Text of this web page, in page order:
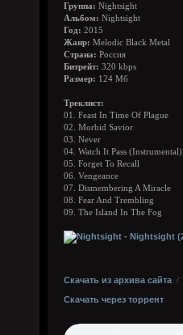
Группа: Nightsight
Альбом: Nightsight
Год: 2015
Жанр: Melodic Black Metal
Страна: Россия
Битрейт: 320 kbps
Размер: 124 Мб
Треклист:
01. Feast In Time Of Plague
02. Morbid Savior
03. Never
04. Watch It Pass (Instrumental)
05. Forget To Recall
06. Vengeance
07. Dismembering A Miracle
08. Fear And Trembling
09. The Island In The Fog
Скачать из архива сайта /
Скачать через торрент